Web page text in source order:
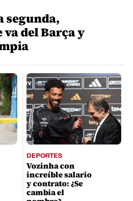
segunda,
del Barça y
DEPORTES
Vozinha con
increíble salario
y contrato: ¿Se
cambia el